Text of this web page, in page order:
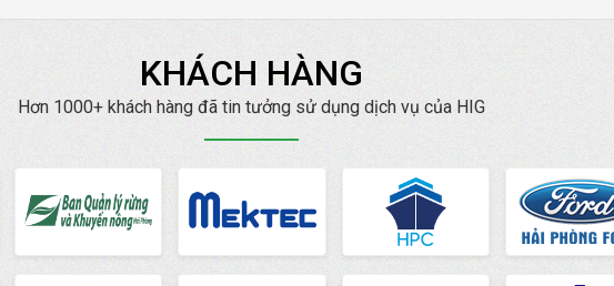
KHÁCH HÀNG
Hơn 1000+ khách hàng đã tin tưởng sử dụng dịch vụ của HIG